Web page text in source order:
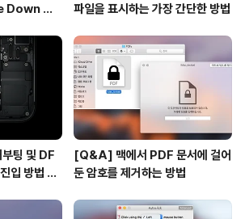
Down 키
파일을 표시하는 가장 간단한 방법
팅 및 DF
입 방법 변
[Q&A] 맥에서 PDF 문서에 걸어
둔 암호를 제거하는 방법